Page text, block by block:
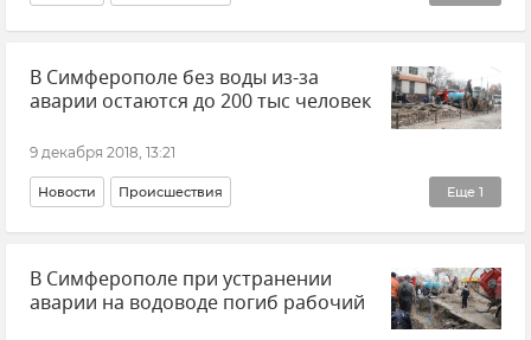
Крупная авария на водоводе в Симферополе
В Симферополе без воды из-за
аварии остаются до 200 тыс человек
9 декабря 2018, 13:21
Еще 1
Новости Происшествия
Крупная авария на водоводе в Симферополе
В Симферополе при устранении
аварии на водоводе погиб рабочий